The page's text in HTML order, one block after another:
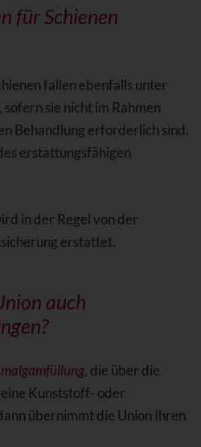
für Schienen
fallen ebenfalls unter
sie nicht im Rahmen
Behandlung erforderlich sind.
erstattungsfähigen
in der Regel von der
erstattet.
auch
?
, die über die
Kunststoff- oder
übernimmt die Union Ihren